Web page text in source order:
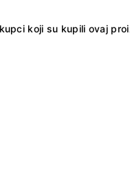
koji su kupili ovaj